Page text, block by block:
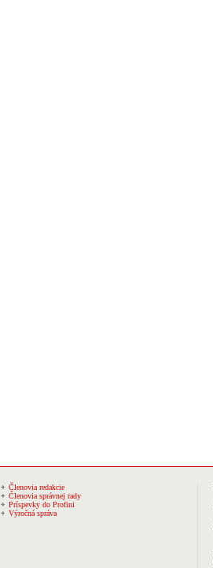
Členovia redakcie
Členovia správnej rady
Príspevky do Profini
Výročná správa